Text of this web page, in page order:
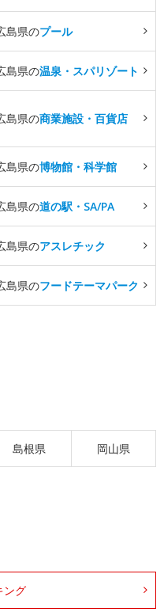
島県のプール
島県の温泉・スパリゾート
島県の商業施設・百貨店
島県の博物館・科学館
島県の道の駅・SA/PA
島県のアスレチック
島県のフードテーマパーク
島根県 岡山県
ング